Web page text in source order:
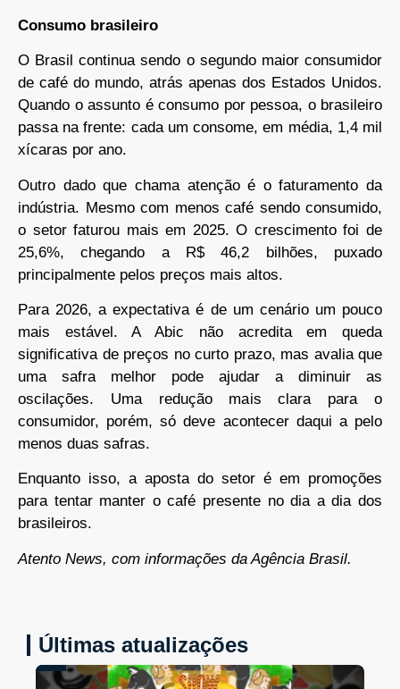
Consumo brasileiro
O Brasil continua sendo o segundo maior consumidor
de café do mundo, atrás apenas dos Estados Unidos.
Quando o assunto é consumo por pessoa, o brasileiro
passa na frente: cada um consome, em média, 1,4 mil
xícaras por ano.
Outro dado que chama atenção é o faturamento da
indústria. Mesmo com menos café sendo consumido,
o setor faturou mais em 2025. O crescimento foi de
25,6%, chegando a R$ 46,2 bilhões, puxado
principalmente pelos preços mais altos.
Para 2026, a expectativa é de um cenário um pouco
mais estável. A Abic não acredita em queda
significativa de preços no curto prazo, mas avalia que
uma safra melhor pode ajudar a diminuir as
oscilações. Uma redução mais clara para o
consumidor, porém, só deve acontecer daqui a pelo
menos duas safras.
Enquanto isso, a aposta do setor é em promoções
para tentar manter o café presente no dia a dia dos
brasileiros.
Atento News, com informações da Agência Brasil.
Últimas atualizações